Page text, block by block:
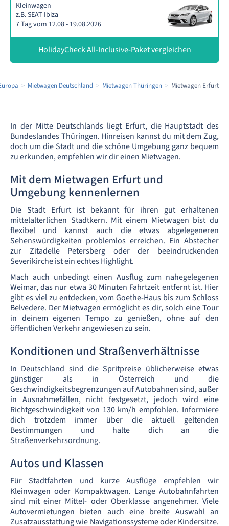
Kleinwagen
z.B. SEAT Ibiza
7 Tag vom 12.08 - 19.08.2026
HolidayCheck All-Inclusive-Paket vergleichen
Mietwagen Deutschland Mietwagen Thüringen Mietwagen Erfurt
In der Mitte Deutschlands liegt Erfurt, die Hauptstadt des
Bundeslandes Thüringen. Hinreisen kannst du mit dem Zug,
doch um die Stadt und die schöne Umgebung ganz bequem
zu erkunden, empfehlen wir dir einen Mietwagen.
Mit dem Mietwagen Erfurt und
Umgebung kennenlernen
Die Stadt Erfurt ist bekannt für ihren gut erhaltenen
mittelalterlichen Stadtkern. Mit einem Mietwagen bist du
flexibel und kannst auch die etwas abgelegeneren
Sehenswürdigkeiten problemlos erreichen. Ein Abstecher
zur Zitadelle Petersberg oder der beeindruckenden
Severikirche ist ein echtes Highlight.
Mach auch unbedingt einen Ausflug zum nahegelegenen
Weimar, das nur etwa 30 Minuten Fahrtzeit entfernt ist. Hier
gibt es viel zu entdecken, vom Goethe-Haus bis zum Schloss
Belvedere. Der Mietwagen ermöglicht es dir, solch eine Tour
in deinem eigenen Tempo zu genießen, ohne auf den
öffentlichen Verkehr angewiesen zu sein.
Konditionen und Straßenverhältnisse
In Deutschland sind die Spritpreise üblicherweise etwas
günstiger als in Österreich und die
Geschwindigkeitsbegrenzungen auf Autobahnen sind, außer
in Ausnahmefällen, nicht festgesetzt, jedoch wird eine
Richtgeschwindigkeit von 130 km/h empfohlen. Informiere
dich trotzdem immer über die aktuell geltenden
Bestimmungen und halte dich an die
Straßenverkehrsordnung.
Autos und Klassen
Für Stadtfahrten und kurze Ausflüge empfehlen wir
Kleinwagen oder Kompaktwagen. Lange Autobahnfahrten
sind mit einer Mittel- oder Oberklasse angenehmer. Viele
Autovermietungen bieten auch eine breite Auswahl an
Zusatzausstattung wie Navigationssysteme oder Kindersitze.